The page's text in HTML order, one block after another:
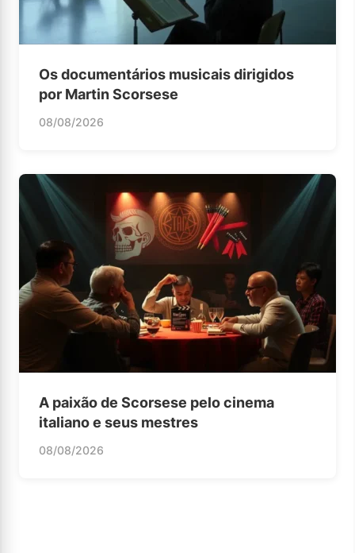
Os documentários musicais dirigidos
por Martin Scorsese
08/08/2026
A paixão de Scorsese pelo cinema
italiano e seus mestres
08/08/2026